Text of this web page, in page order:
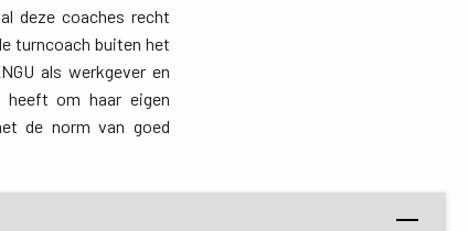
deze coaches recht
turncoach buiten het
als werkgever en
heeft om haar eigen
de norm van goed
gespecialiseerde